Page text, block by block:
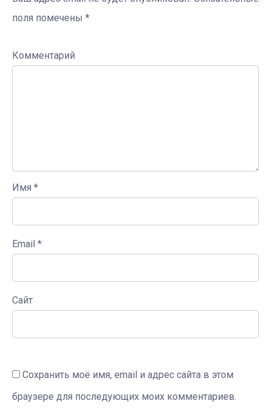
поля помечены *
Комментарий
Имя *
Email *
Сайт
Сохранить моё имя, email и адрес сайта в этом
браузере для последующих моих комментариев.